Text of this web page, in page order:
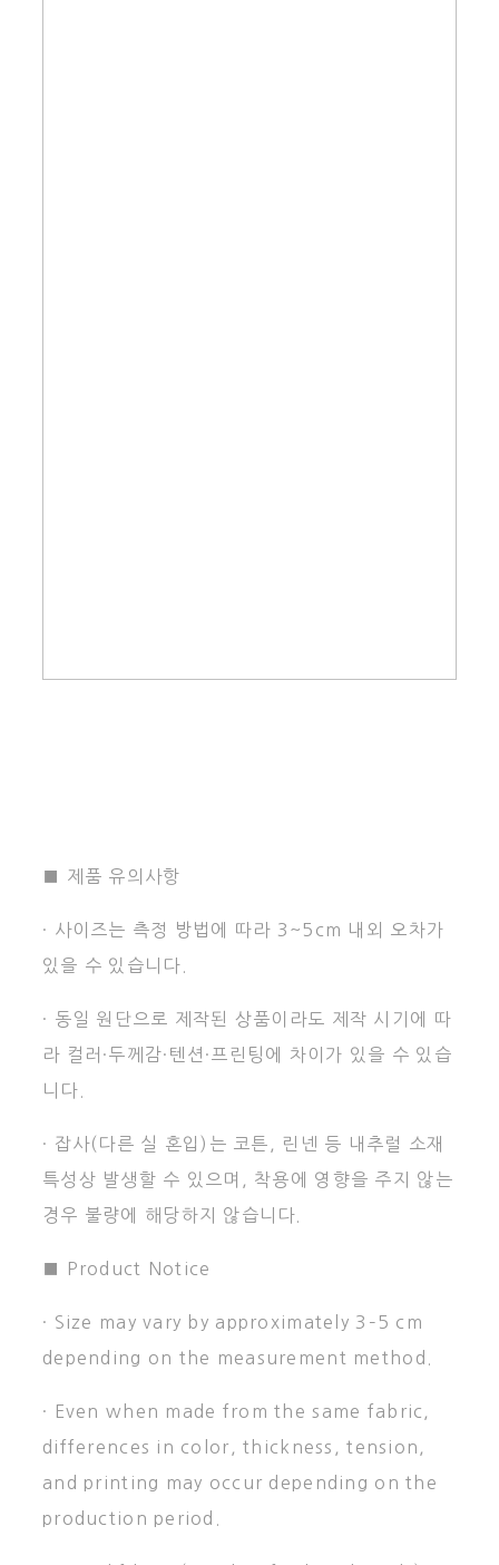
■ 제품 유의사항
· 사이즈는 측정 방법에 따라 3~5cm 내외 오차가
있을 수 있습니다.
· 동일 원단으로 제작된 상품이라도 제작 시기에 따
라 컬러·두께감·텐션·프린팅에 차이가 있을 수 있습
니다.
· 잡사(다른 실 혼입)는 코튼, 린넨 등 내추럴 소재
특성상 발생할 수 있으며, 착용에 영향을 주지 않는
경우 불량에 해당하지 않습니다.
■ Product Notice
· Size may vary by approximately 3–5 cm
depending on the measurement method.
· Even when made from the same fabric,
differences in color, thickness, tension,
and printing may occur depending on the
production period.